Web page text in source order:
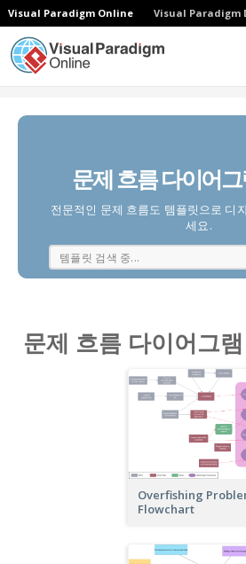
Visual Paradigm Online Visual Paradigm
문제 흐름 다이어
전문적인 문제 흐름도 템플릿으로 디
세요.
문제 흐름 다이어그램
Overfishing
Flowchart